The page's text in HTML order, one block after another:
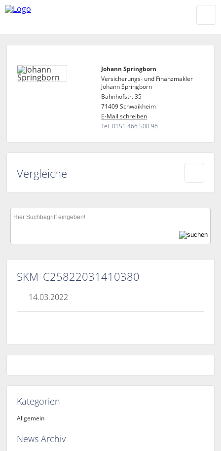
Johann Springborn
Versicherungs- und Finanzmakler
Johann Springborn
Bahnhofstr. 35
71409 Schwaikheim
E-Mail schreiben
Tel. 0151 466 500 96
Vergleiche
SKM_C25822031410380
14.03.2022
Kategorien
Allgemein
News Archiv